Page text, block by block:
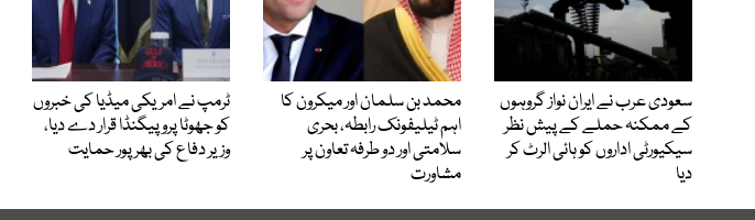
سعودی عرب نے ایران نواز گروہوں
کے ممکنہ حملے کے پیش نظر
سیکیورٹی اداروں کو ہائی الرٹ کر
دیا
محمد بن سلمان اور میکرون کا
اہم ٹیلیفونک رابطہ، بحری
سلامتی اور دو طرفہ تعاون پر
مشاورت
ٹرمپ نے امریکی میڈیا کی خبروں
کو جھوٹا پروپیگنڈا قرار دے دیا،
وزیر دفاع کی بھرپور حمایت